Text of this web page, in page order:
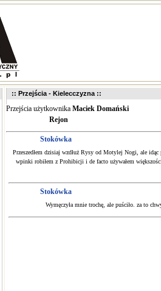
:: Przejścia - Kielecczyzna ::
Przejścia użytkownika Maciek Domański
Rejon
Stokówka
Przeszedłem dzisiaj wzdłuż Rysy od Motylej Nogi, ale
wpinki robiłem z Prohibicji i de facto używałem
Stokówka
Wymęczyła mnie trochę, ale puściło. za to